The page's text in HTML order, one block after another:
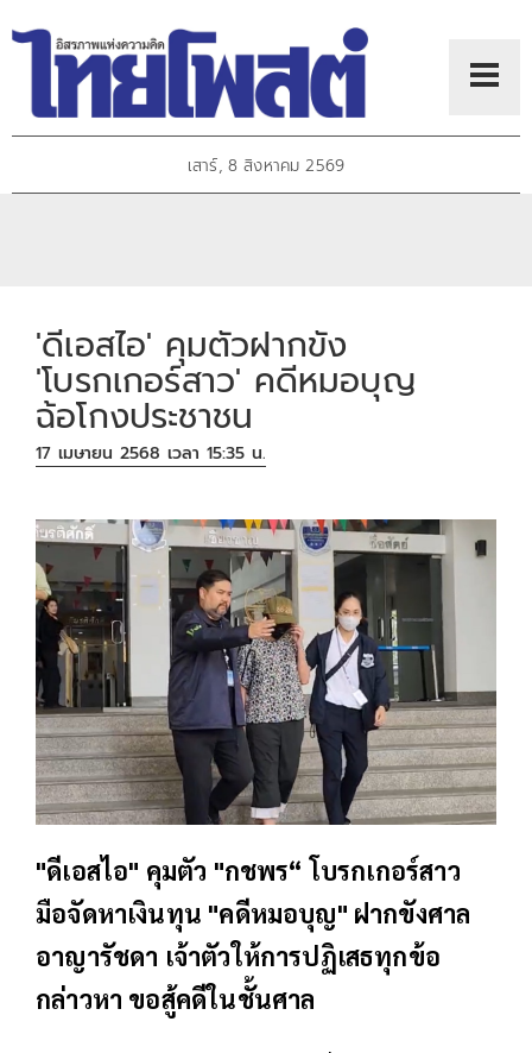
เสาร์, 8 สิงหาคม 2569
'ดีเอสไอ' คุมตัวฝากขัง
'โบรกเกอร์สาว' คดีหมอบุญ
ฉ้อโกงประชาชน
17 เมษายน 2568 เวลา 15:35 น.
"ดีเอสไอ" คุมตัว "กชพร“ โบรกเกอร์สาว
มือจัดหาเงินทุน "คดีหมอบุญ" ฝากขังศาล
อาญารัชดา เจ้าตัวให้การปฏิเสธทุกข้อ
กล่าวหา ขอสู้คดีในชั้นศาล